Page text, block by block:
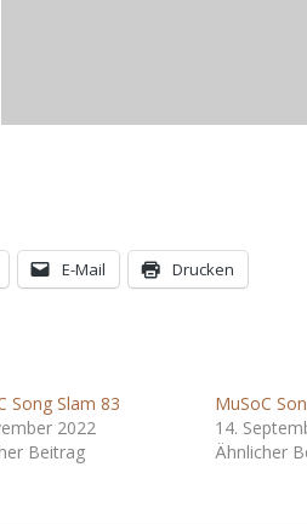
E-Mail Drucken
Song Slam 83
2022
Beitrag
MuSoC
14.
Ähnlicher